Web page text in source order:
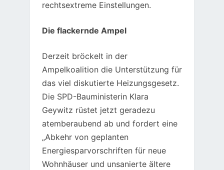
rechtsextreme Einstellungen.
Die flackernde Ampel
Derzeit bröckelt in der
Ampelkoalition die Unterstützung für
das viel diskutierte Heizungsgesetz.
Die SPD-Bauministerin Klara
Geywitz rüstet jetzt geradezu
atemberaubend ab und fordert eine
„Abkehr von geplanten
Energiesparvorschriften für neue
Wohnhäuser und unsanierte ältere